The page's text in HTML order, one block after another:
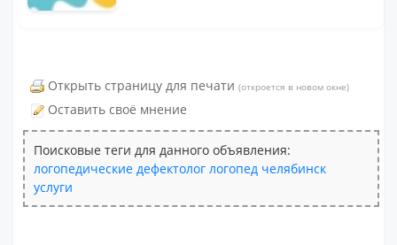
Открыть страницу для печати (откроется в новом окне)
Оставить своё мнение
Поисковые теги для данного объявления:
логопедические дефектолог логопед челябинск
услуги